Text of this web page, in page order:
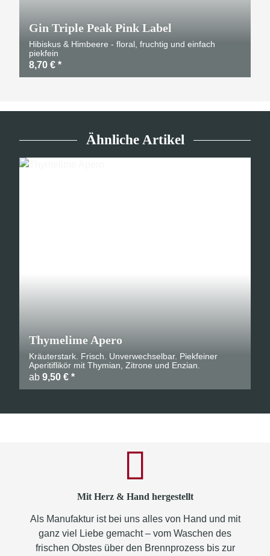
Gin Triple Peak Pink Label
Hibiskus & Himbeere - floral, fruchtig und einfach
piekfein
8,70 € *
Ähnliche Artikel
Thymelime Apero
Kräuterstark. Frisch. Unverwechselbar. Piekfeiner
Aperitiflikör mit Thymian, Zitrone und Enzian.
ab 9,50 € *
Mit Herz & Hand hergestellt
Als Manufaktur ist bei uns alles von Hand und mit
ganz viel Liebe gemacht – vom Waschen des
frischen Obstes über den Brennprozess bis zur